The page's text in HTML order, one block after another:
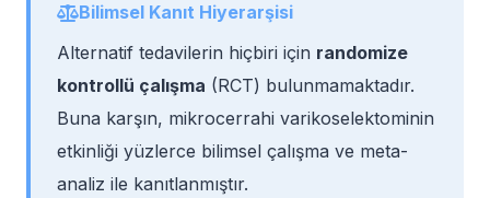
Bilimsel Kanıt Hiyerarşisi
Alternatif tedavilerin hiçbiri için randomize
kontrollü çalışma (RCT) bulunmamaktadır.
Buna karşın, mikrocerrahi varikoselektominin
etkinliği yüzlerce bilimsel çalışma ve meta-
analiz ile kanıtlanmıştır.